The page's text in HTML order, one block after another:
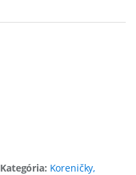
Kategória: Koreničky,